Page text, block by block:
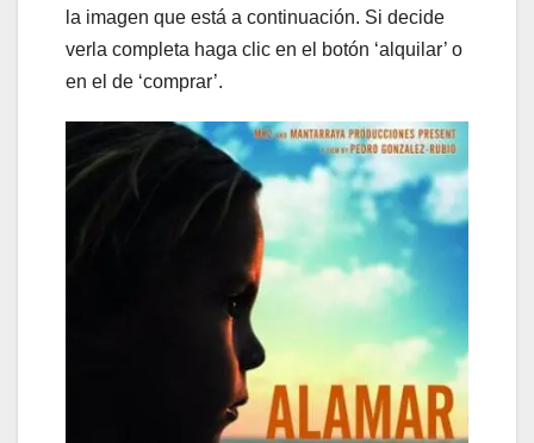
la imagen que está a continuación. Si decide
verla completa haga clic en el botón ‘alquilar’ o
en el de ‘comprar’.